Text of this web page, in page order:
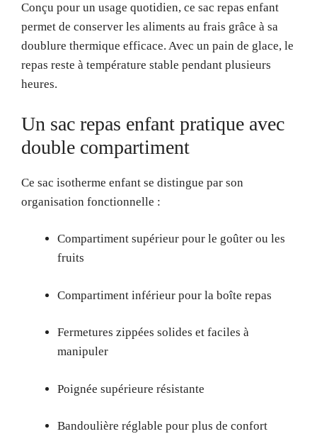
Conçu pour un usage quotidien, ce sac repas enfant
permet de conserver les aliments au frais grâce à sa
doublure thermique efficace. Avec un pain de glace, le
repas reste à température stable pendant plusieurs
heures.
Un sac repas enfant pratique avec
double compartiment
Ce sac isotherme enfant se distingue par son
organisation fonctionnelle :
Compartiment supérieur pour le goûter ou les
fruits
Compartiment inférieur pour la boîte repas
Fermetures zippées solides et faciles à
manipuler
Poignée supérieure résistante
Bandoulière réglable pour plus de confort